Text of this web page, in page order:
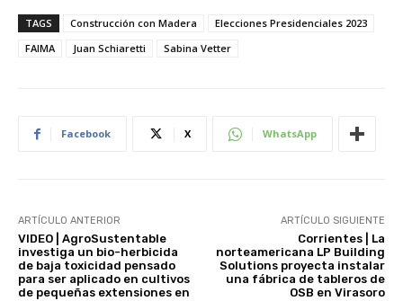
TAGS Construcción con Madera
Elecciones Presidenciales 2023
FAIMA
Juan Schiaretti Sabina Vetter
Facebook X WhatsApp
ARTÍCULO ANTERIOR
VIDEO | AgroSustentable
investiga un bio-herbicida
de baja toxicidad pensado
para ser aplicado en cultivos
de pequeñas extensiones en
ARTÍCULO SIGUIENTE
Corrientes | La
norteamericana LP Building
Solutions proyecta instalar
una fábrica de tableros de
OSB en Virasoro